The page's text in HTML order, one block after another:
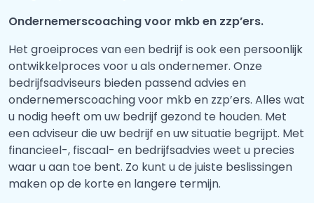
Ondernemerscoaching voor mkb en zzp’ers.
Het groeiproces van een bedrijf is ook een persoonlijk
ontwikkelproces voor u als ondernemer. Onze
bedrijfsadviseurs bieden passend advies en
ondernemerscoaching voor mkb en zzp’ers. Alles wat
u nodig heeft om uw bedrijf gezond te houden. Met
een adviseur die uw bedrijf en uw situatie begrijpt. Met
financieel-, fiscaal- en bedrijfsadvies weet u precies
waar u aan toe bent. Zo kunt u de juiste beslissingen
maken op de korte en langere termijn.